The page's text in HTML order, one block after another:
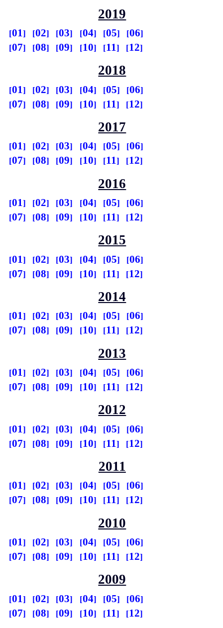
2019
01 02 03 04 05
06
07
08 09 10 11 12
2018
01 02 03 04 05
06
07
08 09 10 11 12
2017
01 02 03 04 05
06
07
08 09 10 11 12
2016
01 02 03 04 05
06
07
08 09 10 11 12
2015
01 02 03 04 05
06
07
08 09 10 11 12
2014
01 02 03 04 05
06
07
08 09 10 11 12
2013
01 02 03 04 05
06
07
08 09 10 11 12
2012
01 02 03 04 05
06
07
08 09 10 11 12
2011
01 02 03 04 05
06
07
08 09 10 11 12
2010
01 02 03 04 05
06
07
08 09 10 11 12
2009
01 02 03 04 05
06
07
08 09 10 11 12